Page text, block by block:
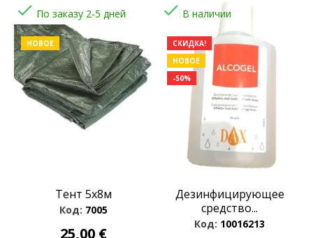
 По заказу 2-5 дней
НОВОЕ
Тент 5x8м
Код: 7005
25,00 €
 В наличии
СКИДКА!
НОВОЕ
-50%
Дезинфицирующее
средство...
Код: 10016213